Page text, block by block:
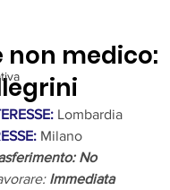
non medico:
Lombardia
Milano
No
Immediata